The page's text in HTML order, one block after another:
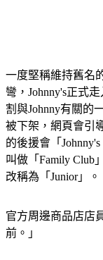
彎，Johnny's正式
割與Johnny有關的
被下架，網頁會引
的後援會「
叫做「Family Club
改稱為「Junior」。
前。」